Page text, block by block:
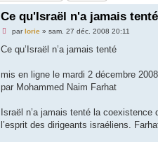
Ce qu'Israël n'a jamais
M
s
g
n
l
u
parlorie» sam. 27 déc. 2008 20:11
Ce qu’Israël n’a jamais tenté
mis en ligne le mardi 2 décembre 2008
par Mohammed Naim Farhat
Israël n’a jamais tenté la
l’esprit des dirigeants israéliens.